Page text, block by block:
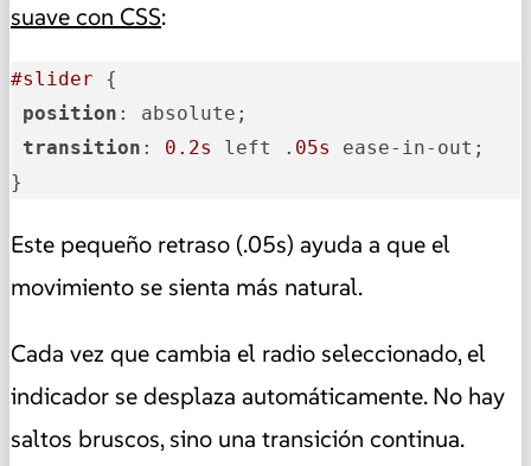
suave con CSS:
#slider {
position : absolute;
transition : 0.2s left . 05s
ease-in-out;
}
Este pequeño retraso (.05s) ayuda a que el
movimiento se sienta más natural.
Cada vez que cambia el radio seleccionado, el
indicador se desplaza automáticamente. No hay
saltos bruscos, sino una transición continua.